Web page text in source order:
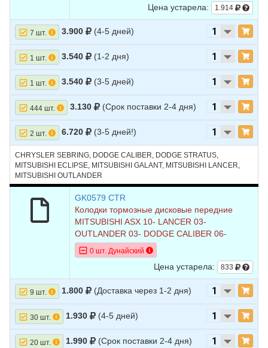
Цена устарела: 1.914
7 шт. 3.900 (4-5 дней)
1 шт. 3.540 (1-2 дня)
1 шт. 3.540 (3-5 дней)
444 шт. 3.130 (Срок поставки 2-4 дня)
2 шт. 6.720 (3-5 дней!)
CHRYSLER SEBRING, DODGE CALIBER, DODGE STRATUS,
MITSUBISHI ECLIPSE, MITSUBISHI GALANT, MITSUBISHI LANCER,
MITSUBISHI OUTLANDER
GK0579 CTR
Колодки тормозные дисковые передние
MITSUBISHI ASX 10- LANCER 03-
OUTLANDER 03- DODGE CALIBER 06-
0 шт. Дунайский
Цена устарела: 833
9 шт. 1.800 (Доставка через 1-2 дня)
30 шт. 1.930 (4-5 дней)
20 шт. 1.990 (Срок поставки 2-4 дня)